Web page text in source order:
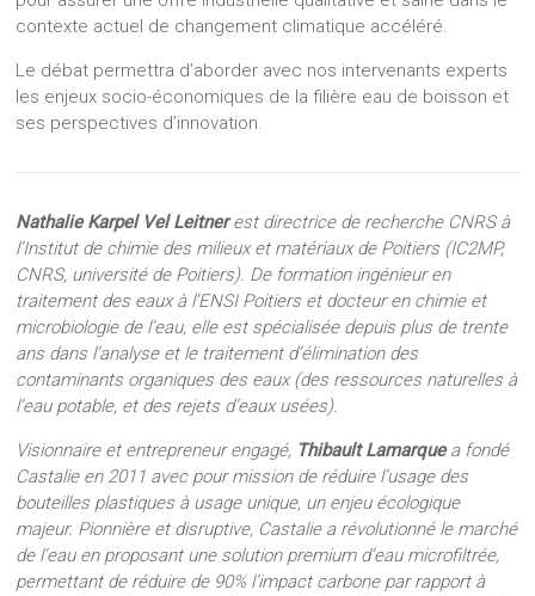
contexte actuel de changement climatique accéléré.
Le débat permettra d’aborder avec nos intervenants experts
les enjeux socio-économiques de la filière eau de boisson et
ses perspectives d’innovation.
Nathalie Karpel Vel Leitnerest directrice de recherche CNRS à
l’Institut de chimie des milieux et matériaux de Poitiers (IC2MP,
CNRS, université de Poitiers). De formation ingénieur en
traitement des eaux à l’ENSI Poitiers et docteur en chimie et
microbiologie de l’eau, elle est spécialisée depuis plus de trente
ans dans l’analyse et le traitement d’élimination des
contaminants organiques des eaux (des ressources naturelles à
l’eau potable, et des rejets d’eaux usées).
Visionnaire et entrepreneur engagé, Thibault Lamarquea fondé
Castalie en 2011 avec pour mission de réduire l’usage des
bouteilles plastiques à usage unique, un enjeu écologique
majeur. Pionnière et disruptive, Castalie a révolutionné le marché
de l’eau en proposant une solution premium d’eau microfiltrée,
permettant de réduire de 90% l’impact carbone par rapport à